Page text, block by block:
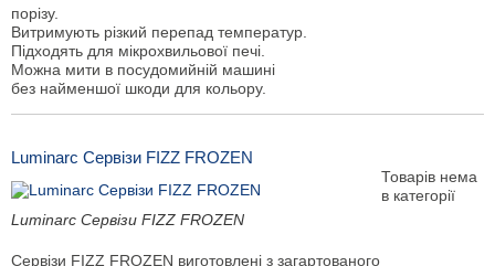
порізу.
Витримують різкий перепад температур.
Підходять для мікрохвильової печі.
Можна мити в посудомийній машині
без найменшої шкоди для кольору.
Luminarc Сервізи FIZZ FROZEN
Luminarc Сервізи FIZZ FROZEN
Сервізи FIZZ FROZEN виготовлені з загартованого
Товарів нема
в категорії